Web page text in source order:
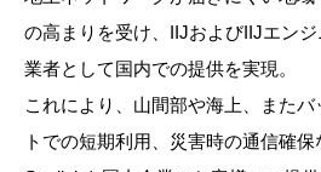
の高まりを受け、IIJおよびIIJエン
業者として国内での提供を実現。
これにより、山間部や海上、また
トでの短期利用、災害時の通信確